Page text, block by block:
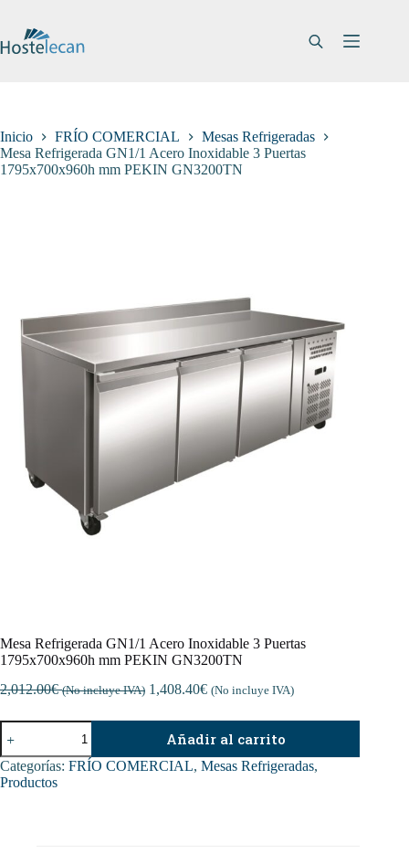
contenido
Inicio FRÍO COMERCIAL
Mesas Refrigeradas
Mesa Refrigerada GN1/1 Acero Inoxidable 3 Puertas
1795x700x960h mm PEKIN GN3200TN
Mesa Refrigerada GN1/1 Acero Inoxidable 3 Puertas
1795x700x960h mm PEKIN GN3200TN
2,012.00€ (No incluye IVA) 1,408.40€ (No incluye IVA)
Mesa
Refrigerada
GN1/1
Acero
Inoxidable
Añadir al carrito
Categorías: FRÍO COMERCIAL, Mesas Refrigeradas,
Productos